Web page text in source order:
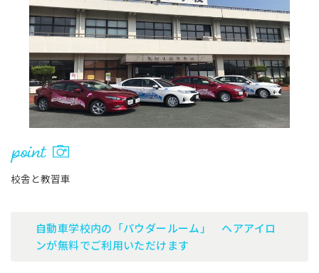
校舎と教習車
自動車学校内の「パウダールーム」 ヘアアイロ
ンが無料でご利用いただけます